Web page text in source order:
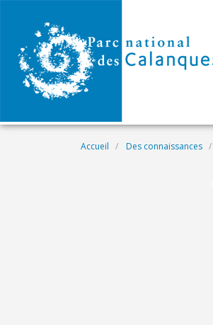
Fil d'Ariane
Accueil Des connaissances